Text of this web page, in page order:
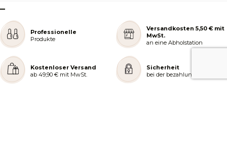
–
Professionelle
Produkte
Versandkosten 5,50 € mit
MwSt.
an eine Abholstation
Kostenloser Versand
ab 49,90 € mit MwSt.
Sicherheit
bei der bezahlung